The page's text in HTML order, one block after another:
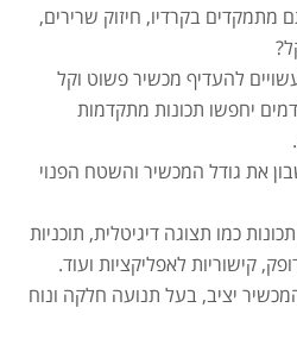
מתמקדים בקרדיו, חיזוק שרירים,
להעדיף מכשיר פשוט וקל
יחפשו תכונות מתקדמות
את גודל המכשיר והשטח הפנוי
כמו תצוגה דיגיטלית, תוכניות
קישוריות לאפליקציות ועוד.
יציב, בעל תנועה חלקה ונוח